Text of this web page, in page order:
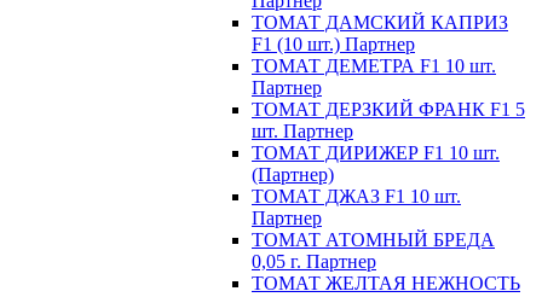
ТОМАТ ДАМСКИЙ КАПРИЗ
F1 (10 шт.) Партнер
ТОМАТ ДЕМЕТРА F1 10 шт.
Партнер
ТОМАТ ДЕРЗКИЙ ФРАНК F1 5
шт. Партнер
ТОМАТ ДИРИЖЕР F1 10 шт.
(Партнер)
ТОМАТ ДЖАЗ F1 10 шт.
Партнер
ТОМАТ АТОМНЫЙ БРЕДА
0,05 г. Партнер
ТОМАТ ЖЕЛТАЯ НЕЖНОСТЬ